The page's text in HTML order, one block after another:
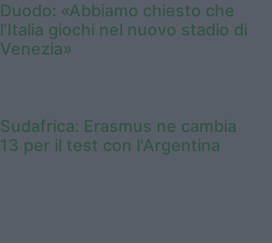
Duodo: «Abbiamo chiesto che
l’Italia giochi nel nuovo stadio di
Venezia»
Sudafrica: Erasmus ne cambia
13 per il test con l'Argentina